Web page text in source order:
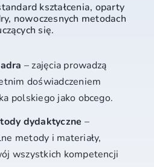
kształcenia, oparty
nowoczesnych metodach
się.
– zajęcia prowadzą
doświadczeniem
polskiego jako obcego.
dydaktyczne –
metody i materiały,
wszystkich kompetencji